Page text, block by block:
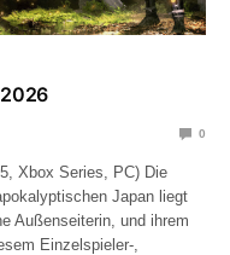
2026
0
Xbox Series, PC) Die
Japan liegt
Außenseiterin, und ihrem
Einzelspieler-,